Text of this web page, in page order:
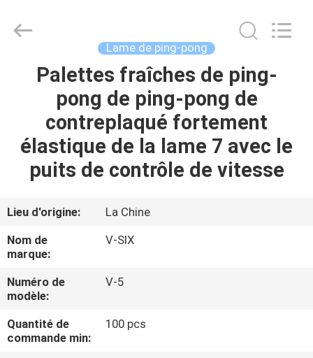
MAISON
PRODUITS
À
PROPOS
DE
NOUS
VISITE
Dunya
Sports
Lame de ping-pong
Palettes fraîches de ping-
pong de ping-pong de
contreplaqué fortement
élastique de la lame 7 avec le
puits de contrôle de vitesse
Lieu d'origine:
La Chine
Nom de
marque:
V-SIX
Numéro de
modèle:
V-5
Quantité de
commande min:
100 pcs